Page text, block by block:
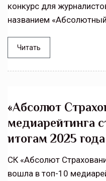
конкурс для
названием
Читать
«Абсолют
медиарейтинга
итогам 2025 года
СК «Абсолют
вошла в топ-10